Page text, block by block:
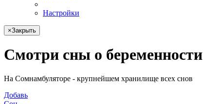
Настройки
×Закрыть
Смотри сны о беременности
На Сомнамбуляторе - крупнейшем хранилище всех снов
Добавь